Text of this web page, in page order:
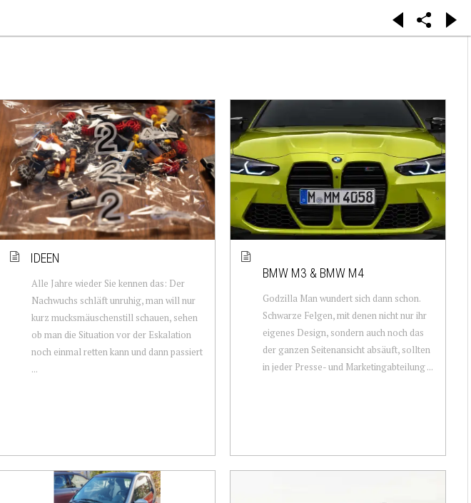
IDEEN
Alle Jahre wieder Sie kennen das: Der
Nachwuchs schläft unruhig, man will nur
kurz mucksmäuschenstill schauen, sehen
ob man die Situation vor der Eskalation
noch einmal retten kann und dann passiert
...
BMW M3 & BMW M4
Godzilla Man wundert sich dann schon.
Schwarze Felgen, mit denen nicht nur ihr
eigenes Design, sondern auch noch das
der ganzen Seitenansicht absäuft, sollten
in jeder Presse- und Marketingabteilung ...